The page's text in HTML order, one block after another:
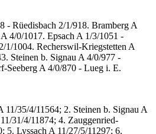
- Rüedisbach 2/1/918. Bramberg A
4/0/1017. Epsach A 1/3/1051 -
1/1004. Recherswil-Kriegstetten A
Steinen b. Signau A 4/0/977 -
Seeberg A 4/0/870 - Lueg i. E.
11/35/4/11564; 2. Steinen b. Signau A
31/4/11874; 4. Zauggenried-
5. Lyssach A 11/27/5/11297; 6.